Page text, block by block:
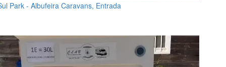
Park - Albufeira Caravans, Entrada